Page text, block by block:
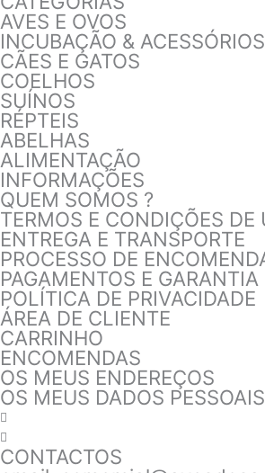
AVES E OVOS
INCUBAÇÃO & ACESSÓRIOS
CÃES E GATOS
COELHOS
SUÍNOS
RÉPTEIS
ABELHAS
ALIMENTAÇÃO
INFORMAÇÕES
QUEM SOMOS ?
TERMOS E CONDIÇÕES DE
ENTREGA E TRANSPORTE
PROCESSO DE
PAGAMENTOS E GARANTIA
POLÍTICA DE PRIVACIDADE
ÁREA DE CLIENTE
CARRINHO
ENCOMENDAS
OS MEUS ENDEREÇOS
OS MEUS DADOS PESSOAIS
CONTACTOS